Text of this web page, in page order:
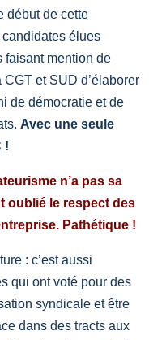
début de cette
élues
faisant mention de
et SUD d’élaborer
de démocratie et de
Avec une seule
!
n’a pas sa
oublié le respect des
Pathétique !
: c’est aussi
qui ont voté pour des
syndicale et être
dans des tracts aux